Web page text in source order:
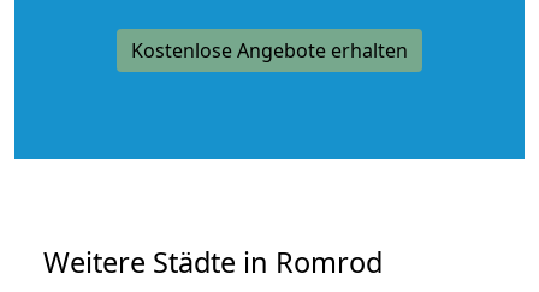
Kostenlose Angebote erhalten
Weitere Städte in Romrod